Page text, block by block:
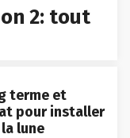
2: tout
terme et
pour installer
lune